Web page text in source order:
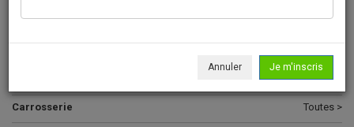
> Rechercher un véhicule
Tous >
Carrosserie Toutes >
Annuler Je m'inscris